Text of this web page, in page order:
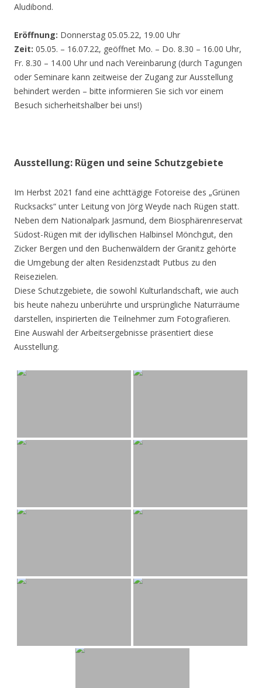
Aludibond.
Eröffnung: Donnerstag 05.05.22, 19.00 Uhr
Zeit: 05.05. – 16.07.22, geöffnet Mo. – Do. 8.30 – 16.00 Uhr,
Fr. 8.30 – 14.00 Uhr und nach Vereinbarung (durch Tagungen
oder Seminare kann zeitweise der Zugang zur Ausstellung
behindert werden – bitte informieren Sie sich vor einem
Besuch sicherheitshalber bei uns!)
Ausstellung: Rügen und seine Schutzgebiete
Im Herbst 2021 fand eine achttägige Fotoreise des „Grünen
Rucksacks“ unter Leitung von Jörg Weyde nach Rügen statt.
Neben dem Nationalpark Jasmund, dem Biosphärenreservat
Südost-Rügen mit der idyllischen Halbinsel Mönchgut, den
Zicker Bergen und den Buchenwäldern der Granitz gehörte
die Umgebung der alten Residenzstadt Putbus zu den
Reisezielen.
Diese Schutzgebiete, die sowohl Kulturlandschaft, wie auch
bis heute nahezu unberührte und ursprüngliche Naturräume
darstellen, inspirierten die Teilnehmer zum Fotografieren.
Eine Auswahl der Arbeitsergebnisse präsentiert diese
Ausstellung.